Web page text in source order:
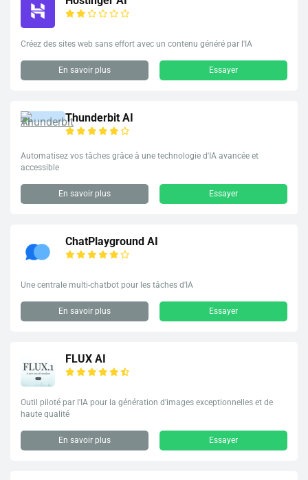
Créez des sites web sans effort avec un contenu généré par l'IA
En savoir plus Essayer
Thunderbit AI
Automatisez vos tâches grâce à une technologie d'IA avancée et
accessible
En savoir plus Essayer
ChatPlayground AI
Une centrale multi-chatbot pour les tâches d'IA
En savoir plus Essayer
FLUX AI
Outil piloté par l'IA pour la génération d'images exceptionnelles et de
haute qualité
En savoir plus Essayer